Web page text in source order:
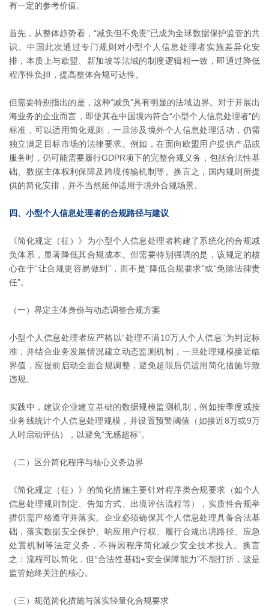
有一定的参考价值。
首先，从整体趋势看，“减负但不免责”已成为全球数据保护监管的共
识。中国此次通过专门规则对小型个人信息处理者实施差异化安
排，本质上与欧盟、新加坡等法域的制度逻辑相一致，即通过降低
程序性负担，提高整体合规可达性。
但需要特别指出的是，这种“减负”具有明显的法域边界。对于开展出
海业务的企业而言，即使其在中国境内符合“小型个人信息处理者”的
标准，可以适用简化规则，一旦涉及境外个人信息处理活动，仍需
独立满足目标市场的法律要求。例如，在面向欧盟用户提供产品或
服务时，仍可能需要履行GDPR项下的完整合规义务，包括合法性基
础、数据主体权利保障及跨境传输机制等。换言之，国内规则所提
供的简化安排，并不当然延伸适用于境外合规场景。
四、小型个人信息处理者的合规路径与建议
《简化规定（征）》为小型个人信息处理者构建了系统化的合规减
负体系，显著降低其合规成本。但需要特别强调的是，该规定的核
心在于“让合规更容易做到”，而不是“降低合规要求”或“免除法律责
任”。
（一）界定主体身份与动态调整合规方案
小型个人信息处理者应严格以“处理不满10万人个人信息”为判定标
准，并结合业务发展情况建立动态监测机制，一旦处理规模接近临
界值，应提前启动全面合规调整，避免超限后仍适用简化措施导致
违规。
实践中，建议企业建立基础的数据规模监测机制，例如按季度或按
业务线统计个人信息处理规模，并设置预警阈值（如接近8万或9万
人时启动评估），以避免“无感超标”。
（二）区分简化程序与核心义务边界
《简化规定（征）》的简化措施主要针对程序类合规要求（如个人
信息处理规则制定、告知方式、出境评估流程等），实质性合规举
措仍需严格遵守并落实。企业必须确保其个人信息处理具备合法基
础，落实数据安全保护、响应用户行权、履行合规出境路径、应急
处置机制等法定义务，不得因程序简化减少安全技术投入。换言
之：流程可以简化，但“合法性基础+安全保障能力”不能打折，这是
监管始终关注的核心。
（三）规范简化措施与落实轻量化合规要求